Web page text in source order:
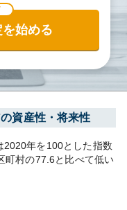
始める
資産性・将来性
2020年を100とした指数
町村の77.6と比べて低い